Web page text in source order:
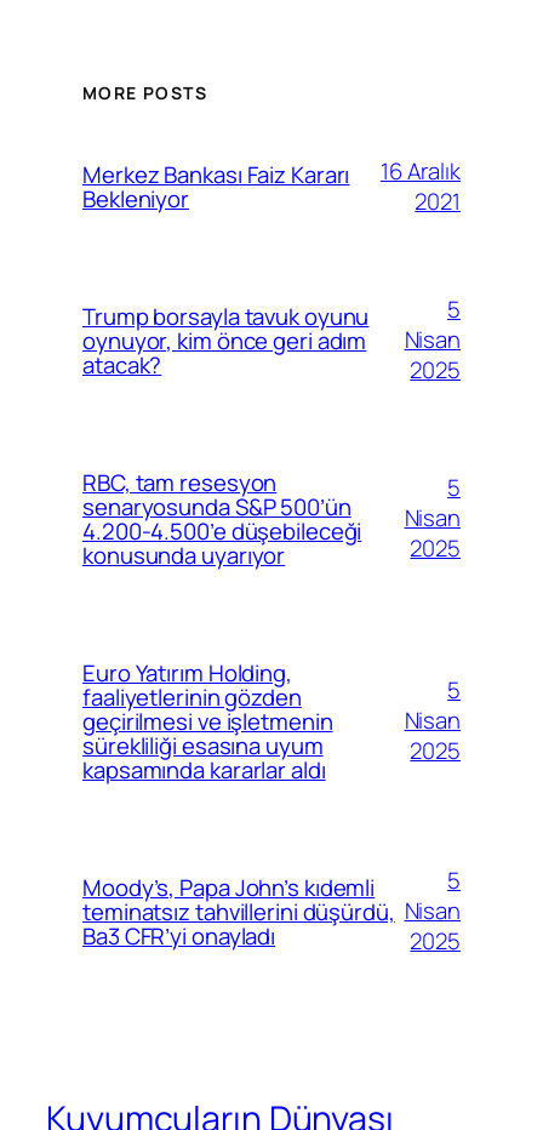
MORE POSTS
Merkez Bankası Faiz Kararı
Bekleniyor
16 Aralık
2021
Trump borsayla tavuk oyunu
oynuyor, kim önce geri adım
atacak?
5
Nisan
2025
RBC, tam resesyon
senaryosunda S&P 500’ün
4.200-4.500’e düşebileceği
konusunda uyarıyor
5
Nisan
2025
Euro Yatırım Holding,
faaliyetlerinin gözden
geçirilmesi ve işletmenin
sürekliliği esasına uyum
kapsamında kararlar aldı
5
Nisan
2025
Moody’s, Papa John’s kıdemli
teminatsız tahvillerini düşürdü,
Ba3 CFR’yi onayladı
5
Nisan
2025
Kuyumcuların Dünyası